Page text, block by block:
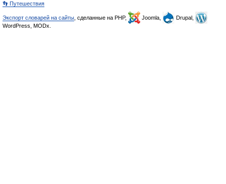
👣 Путешествия
Экспорт словарей на сайты , сделанные на PHP, Joomla,
Drupal,
WordPress, MODx.